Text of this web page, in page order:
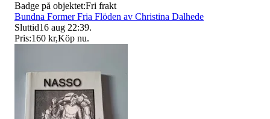
Badge på objektet:Fri frakt
Bundna Former Fria Flöden av Christina Dalhede
Sluttid16 aug 22:39.
Pris:160 kr,Köp nu.